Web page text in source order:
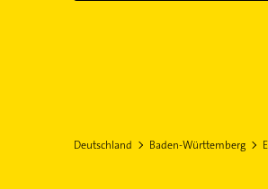
Deutschland Baden-Württemberg